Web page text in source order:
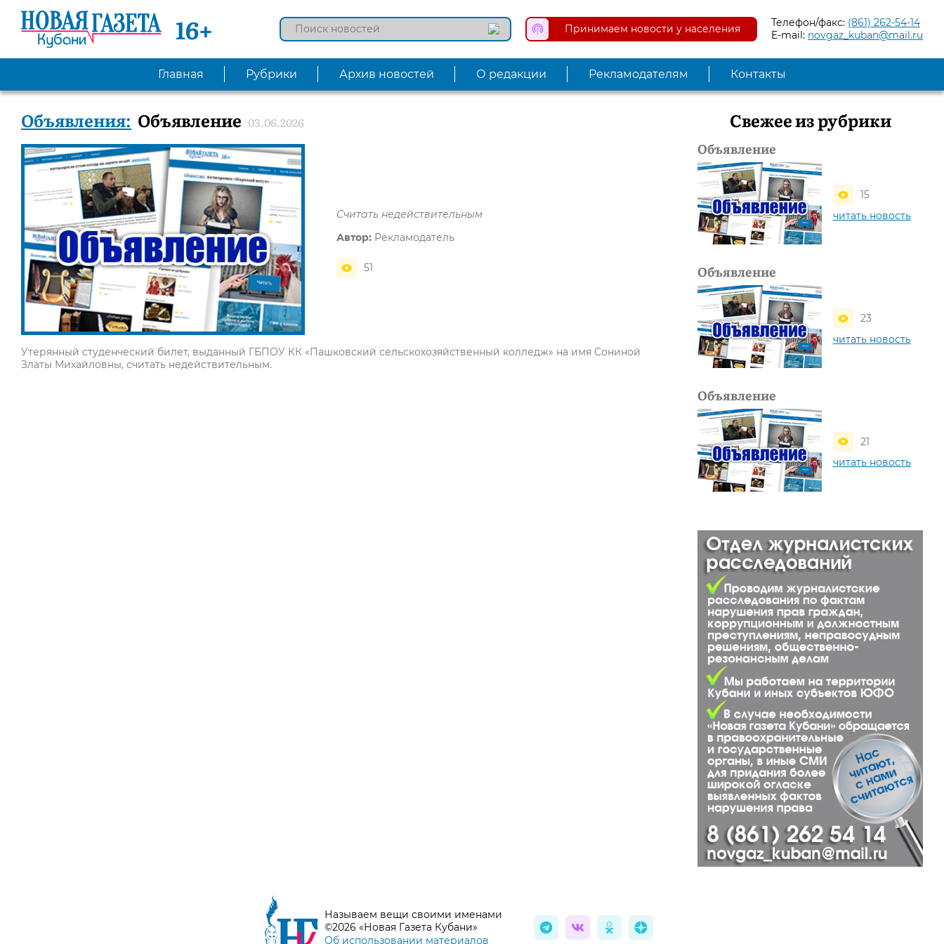
16+ Принимаем новости у населения Телефон/факс: (861) 262-54-14
E-mail: novgaz_kuban@mail.ru
Главная Рубрики Архив новостей О редакции Рекламодателям Контакты
Объявления: Объявление 03.06.2026
Считать недействительным
Автор: Рекламодатель
51
Утерянный студенческий билет, выданный ГБПОУ КК «Пашковский сельскохозяйственный колледж» на имя Сониной
Златы Михайловны, считать недействительным.
Свежее из рубрики
Объявление
15
читать новость
Объявление
23
читать новость
Объявление
21
читать новость
Называем вещи своими именами
©2026 «Новая Газета Кубани»
Об использовании материалов